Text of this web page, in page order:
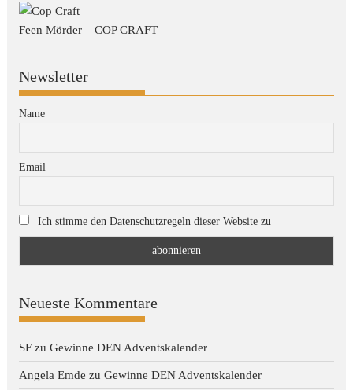
Feen Mörder – COP CRAFT
Newsletter
Name
Email
Ich stimme den Datenschutzregeln dieser Website zu
Neueste Kommentare
SF zuGewinne DEN Adventskalender
Angela Emde zuGewinne DEN Adventskalender